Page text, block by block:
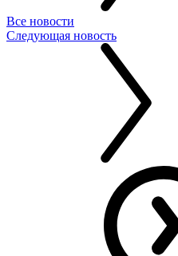
Все новости
Следующая новость